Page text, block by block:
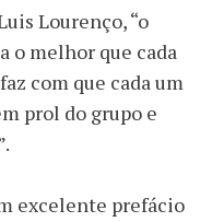
Lourenço, “o
o melhor que cada
com que cada um
prol do grupo e
excelente prefácio